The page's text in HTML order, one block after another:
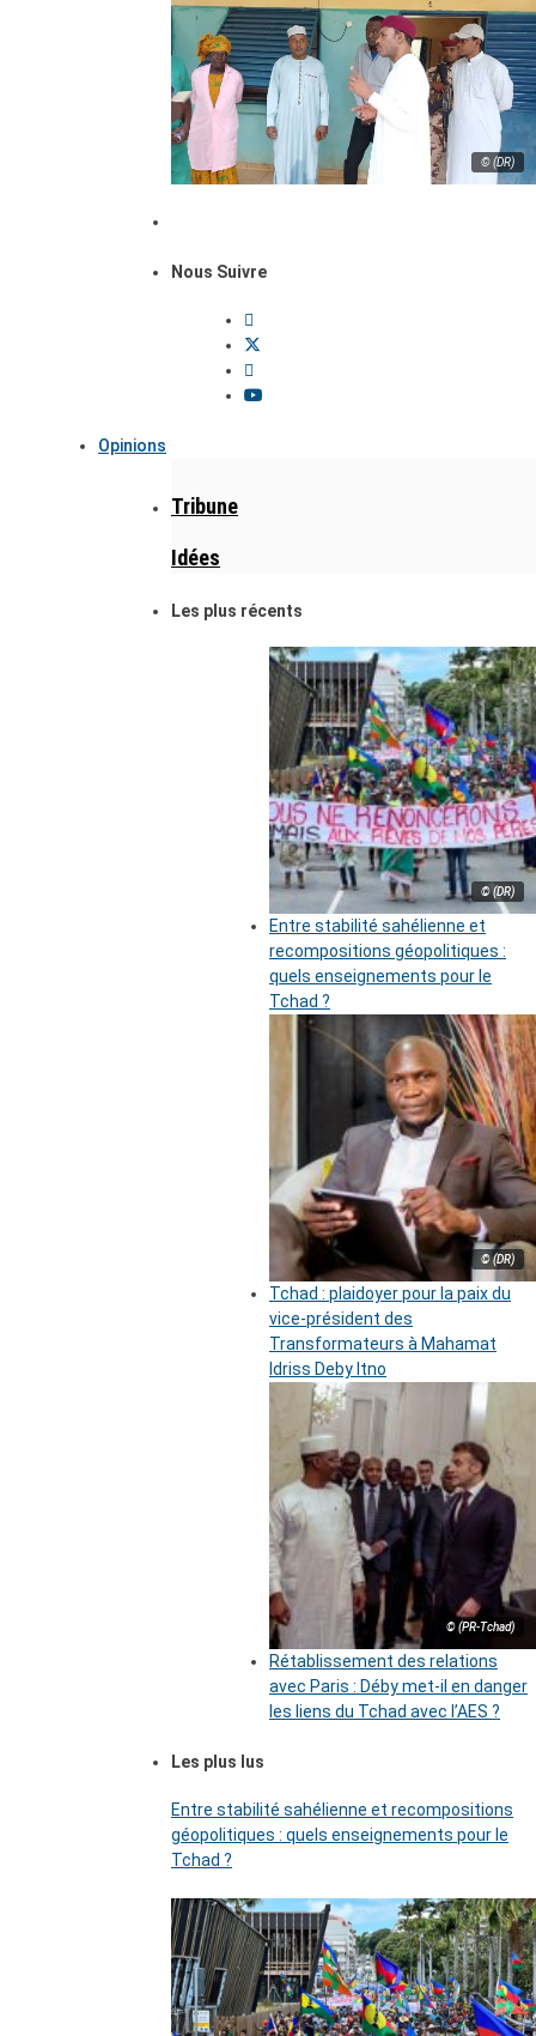
© (DR)
Nous Suivre
Opinions
Tribune
Idées
Les plus récents
© (DR)
Entre stabilité sahélienne et
recompositions géopolitiques :
quels enseignements pour le
Tchad ?
© (DR)
Tchad : plaidoyer pour la paix du
vice-président des
Transformateurs à Mahamat
Idriss Deby Itno
© (PR-Tchad)
Rétablissement des relations
avec Paris : Déby met-il en danger
les liens du Tchad avec l’AES ?
Les plus lus
Entre stabilité sahélienne et recompositions
géopolitiques : quels enseignements pour le
Tchad ?